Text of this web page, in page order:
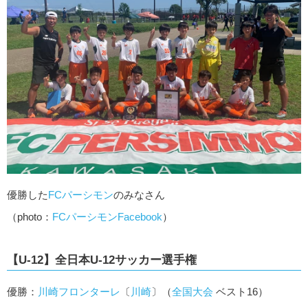
優勝したFCパーシモンのみなさん
（photo： FCパーシモンFacebook）
【U-12】全日本U-12サッカー選手権
優勝： 川崎フロンターレ 〔 川崎〕（全国大会 ベスト16）